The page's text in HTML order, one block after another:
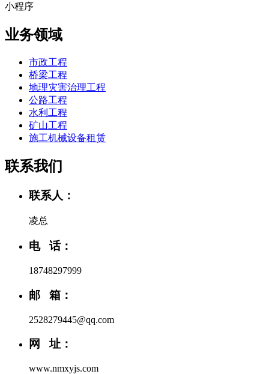
小程序
业务领域
市政工程
桥梁工程
地理灾害治理工程
公路工程
水利工程
矿山工程
施工机械设备租赁
联系我们
联系人：
凌总
电 话：
18748297999
邮 箱：
2528279445@qq.com
网 址：
www.nmxyjs.com